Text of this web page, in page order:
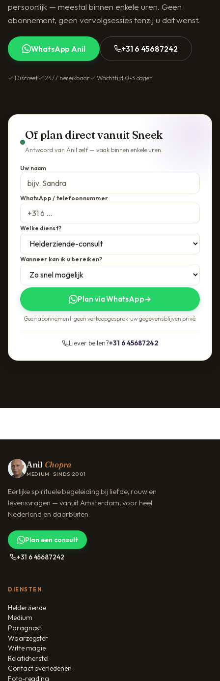
persoonlijk — meestal binnen enkele uren. Geen
abonnement, geen vervolgsessies tenzij u dat wenst.
WhatsApp Anil +31 6 45687242
✓ Discreet✓ 24/7 bereikbaar✓ Wachttijd 0-3 dagen
Of plan direct vanuit Sneek
Antwoord van Anil zelf — vaak binnen enkele uren.
Uw naam
WhatsApp / telefoonnummer
Welke dienst?
Wanneer kan ik u bereiken?
Plan via WhatsApp→
Geen abonnement · geen verkoopgesprek · uw gegevens blijven privé.
Liever bellen?+31 6 45687242
Anil Chopra
MEDIUM · SINDS 2001
Eerlijke spirituele begeleiding bij liefde, rouw en
levensvragen — vanuit Amsterdam, voor heel
Nederland en daarbuiten.
Plan een consult
+31 6 45687242
DIENSTEN
Helderziende
Medium
Paragnost
Waarzegster
Witte magie
Relatieherstel
Contact overledenen
Foto-reading